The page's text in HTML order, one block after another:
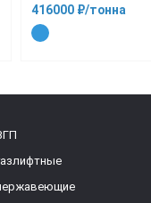
416000 ₽/тонна